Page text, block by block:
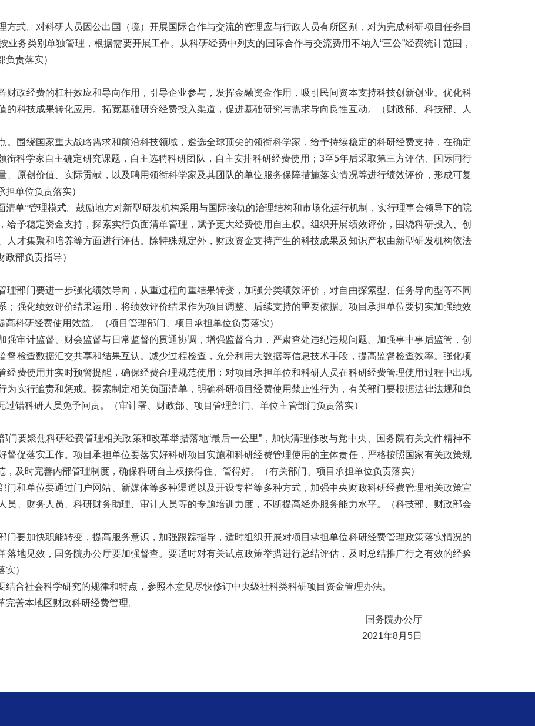
方式。 对科研人员因公出国（境）开展国际合作与交流的管理应与行政人员有所区别，对为完成科研项目任务目
务类别单独管理，根据需要开展工作。从科研经费中列支的国际合作与交流费用不纳入“三公”经费统计范围，
负责落实）
财政经费的杠杆效应和导向作用，引导企业参与，发挥金融资金作用，吸引民间资本支持科技创新创业。优化科
科技成果转化应用。拓宽基础研究经费投入渠道，促进基础研究与需求导向良性互动。
（财政部、科技部、人
。 围绕国家重大战略需求和前沿科技领域，遴选全球顶尖的领衔科学家，给予持续稳定的科研经费支持，在确定
衔科学家自主确定研究课题，自主选聘科研团队，自主安排科研经费使用；3至5年后采取第三方评估、国际同行
、原创价值、实际贡献，以及聘用领衔科学家及其团队的单位服务保障措施落实情况等进行绩效评价，形成可复
担单位负责落实）
清单”管理模式。鼓励地方对新型研发机构采用与国际接轨的治理结构和市场化运行机制，实行理事会领导下的院
给予稳定资金支持，探索实行负面清单管理，赋予更大经费使用自主权。组织开展绩效评价，围绕科研投入、创
人才集聚和培养等方面进行评估。除特殊规定外，财政资金支持产生的科技成果及知识产权由新型研发机构依法
政部负责指导）
理部门要进一步强化绩效导向，从重过程向重结果转变，加强分类绩效评价，对自由探索型、任务导向型等不同
；强化绩效评价结果运用，将绩效评价结果作为项目调整、后续支持的重要依据。项目承担单位要切实加强绩效
科研经费使用效益。
（项目管理部门、项目承担单位负责落实）
强审计监督、财会监督与日常监督的贯通协调，增强监督合力，严肃查处违纪违规问题。加强事中事后监管，创
督检查数据汇交共享和结果互认。减少过程检查，充分利用大数据等信息技术手段，提高监督检查效率。强化项
经费使用并实时预警提醒，确保经费合理规范使用；对项目承担单位和科研人员在科研经费管理使用过程中出现
为实行追责和惩戒。探索制定相关负面清单，明确科研项目经费使用禁止性行为，有关部门要根据法律法规和负
错科研人员免予问责。
（审计署、财政部、项目管理部门、单位主管部门负责落实）
门要聚焦科研经费管理相关政策和改革举措落地“最后一公里”，加快清理修改与党中央、国务院有关文件精神不
督促落实工作。项目承担单位要落实好科研项目实施和科研经费管理使用的主体责任，严格按照国家有关政策规
及时完善内部管理制度，确保科研自主权接得住、管得好。
（有关部门、项目承担单位负责落实）
门和单位要通过门户网站、新媒体等多种渠道以及开设专栏等多种方式，加强中央财政科研经费管理相关政策宣
、财务人员、科研财务助理、审计人员等的专题培训力度，不断提高经办服务能力水平。
（科技部、财政部会
门要加快职能转变，提高服务意识，加强跟踪指导，适时组织开展对项目承担单位科研经费管理政策落实情况的
落地见效，国务院办公厅要加强督查。要适时对有关试点政策举措进行总结评估，及时总结推广行之有效的经验
实）
合社会科学研究的规律和特点，参照本意见尽快修订中央级社科类科研项目资金管理办法。
善本地区财政科研经费管理。
国务院办公厅
2021年8月5日